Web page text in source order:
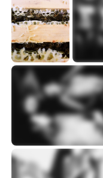
пчелы
2.06
мим ..
6.56
22.34